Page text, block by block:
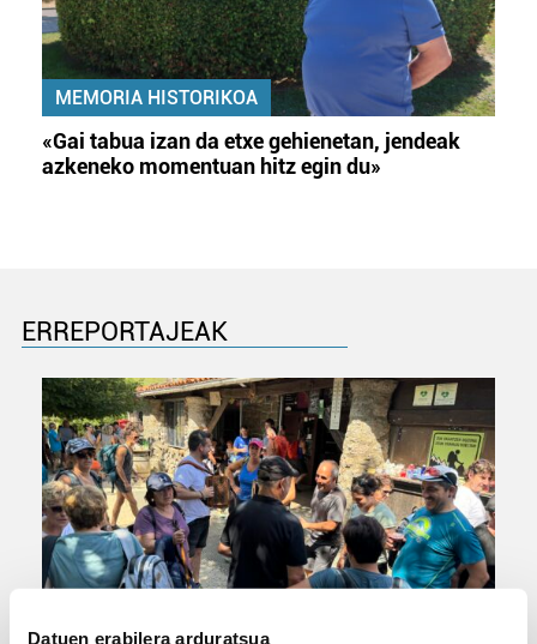
Datuen erabilera arduratsua
MEMORIA HISTORIKOA
«Gai tabua izan da etxe gehienetan, jendeak
azkeneko momentuan hitz egin du»
ERREPORTAJEAK